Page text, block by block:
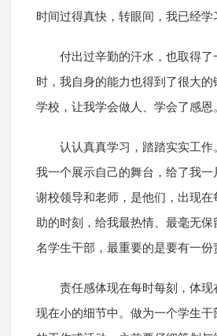
时间过得真快，转眼间，我已经学
付出过辛勤的汗水，也取得了
时，我自身的能力也得到了很大的
学校，让我学会做人、学会了感恩
认认真真学习，踏踏实实工作
我一个展示自己的舞台，给了我
谢校领导和老师，是他们，出现
助的时刻，给我最热情、最毫无
名学生干部，最重要的是要有一份
责任感体现在每时每刻，体
现在小的细节中。做为一个学生干